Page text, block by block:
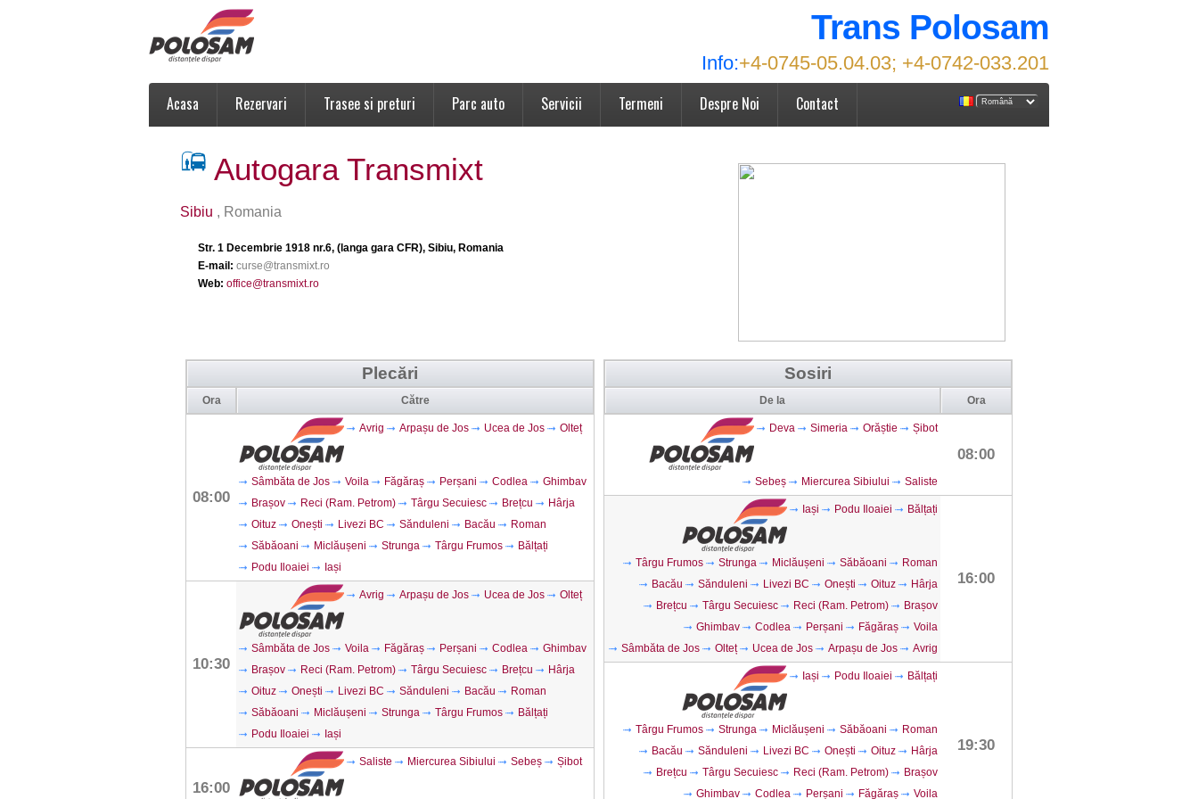
Trans Polosam
Info:+4-0745-05.04.03; +4-0742-033.201
Acasa Rezervari Trasee si preturi Parc auto Servicii Termeni Despre Noi Contact
Autogara Transmixt
Sibiu , Romania
Str. 1 Decembrie 1918 nr.6, (langa gara CFR), Sibiu, Romania
E-mail: curse@transmixt.ro
Web: office@transmixt.ro
Plecări
Ora Către
08:00
Avrig Arpașu de Jos Ucea de Jos Olteț
Sâmbăta de Jos Voila Făgăraș Perșani Codlea
Ghimbav
Brașov
Reci (Ram. Petrom) Târgu Secuiesc Brețcu
Hârja
Oituz
Onești Livezi BC Sănduleni Bacău
Roman
Săbăoani
Miclăușeni Strunga Târgu Frumos
Bălțați
Podu Iloaiei
Iași
10:30
Avrig Arpașu de Jos Ucea de Jos Olteț
Sâmbăta de Jos Voila Făgăraș Perșani Codlea
Ghimbav
Brașov
Reci (Ram. Petrom) Târgu Secuiesc Brețcu
Hârja
Oituz
Onești Livezi BC Sănduleni Bacău
Roman
Săbăoani
Miclăușeni Strunga Târgu Frumos
Bălțați
Podu Iloaiei
Iași
16:00
Saliste Miercurea Sibiului Sebeș Șibot
Sosiri
De la Ora
Deva Simeria Orăștie Șibot
Sebeș Miercurea Sibiului Saliste
08:00
Iași Podu Iloaiei Bălțați
Târgu Frumos Strunga Miclăușeni Săbăoani
Roman
Bacău
Sănduleni Livezi BC Onești Oituz
Hârja
Brețcu
Târgu Secuiesc Reci (Ram. Petrom)
Brașov
Ghimbav
Codlea Perșani Făgăraș
Voila
Sâmbăta de Jos
Olteț Ucea de Jos Arpașu de Jos Avrig
16:00
Iași Podu Iloaiei Bălțați
Târgu Frumos Strunga Miclăușeni Săbăoani
Roman
Bacău
Sănduleni Livezi BC Onești Oituz
Hârja
Brețcu
Târgu Secuiesc Reci (Ram. Petrom)
Brașov
Ghimbav
Codlea Perșani Făgăraș Voila
19:30